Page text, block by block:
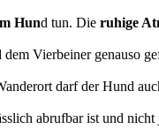
Hund tun. Die ruhige
Vierbeiner genauso
darf der Hund
abrufbar ist und